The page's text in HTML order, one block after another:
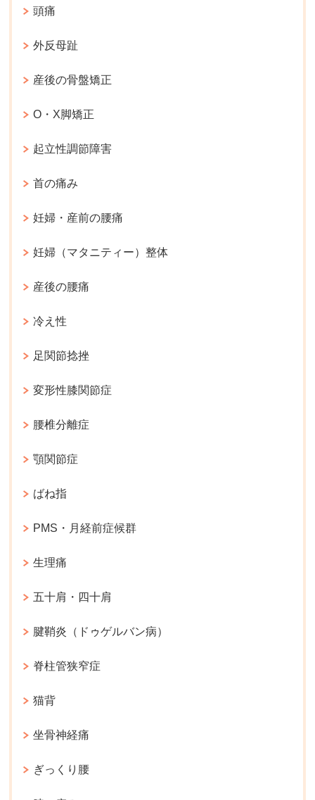
頭痛
外反母趾
産後の骨盤矯正
O・X脚矯正
起立性調節障害
首の痛み
妊婦・産前の腰痛
妊婦（マタニティー）整体
産後の腰痛
冷え性
足関節捻挫
変形性膝関節症
腰椎分離症
顎関節症
ばね指
PMS・月経前症候群
生理痛
五十肩・四十肩
腱鞘炎（ドゥゲルバン病）
脊柱管狭窄症
猫背
坐骨神経痛
ぎっくり腰